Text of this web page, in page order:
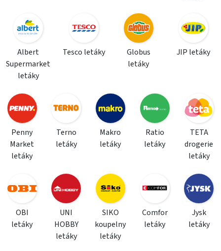
Albert
Supermarket
letáky
Tesco letáky
Globus
letáky
JIP letáky
Penny
Market
letáky
Terno
letáky
Makro
letáky
Ratio
letáky
TETA
drogerie
letáky
OBI
letáky
UNI
HOBBY
letáky
SIKO
koupelny
letáky
Comfor
letáky
Jysk
letáky